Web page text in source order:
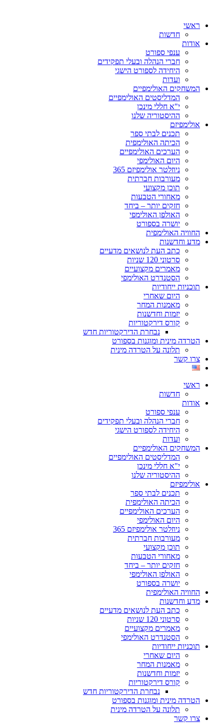
ראשי
חדשות
אודות
ענפי ספורט
חברי הנהלה ובעלי תפקידים
היחידה לספורט הישגי
ועדות
המשחקים האולימפיים
המדליסטים האולימפיים
י"א חללי מינכן
ההיסטוריה שלנו
אולימפיזם
תכנים לבתי ספר
הכיתה האולימפית
הערכים האולימפיים
היום האולימפי
ניוזלטר אולימפיזם 365
מעורבות חברתית
תוכן מקצועי
מאחורי הטבעות
חזקים יותר – ביחד
האולפן האולימפי
יושרה בספורט
החוויה האולימפית
מדע וחדשנות
כתב העת לנושאים מדעיים
סרטוני 120 שניות
מאמרים מקצועיים
הסטנדרט האולימפי
תוכניות ייחודיות
היום שאחרי
מאמנות המחר
יזמות וחדשנות
קורס דירקטוריות
נבחרת הדירקטוריות חדש
הטרדה מינית ומוגנות בספורט
תלונה על הטרדה מינית
צרו קשר
ראשי
חדשות
אודות
ענפי ספורט
חברי הנהלה ובעלי תפקידים
היחידה לספורט הישגי
ועדות
המשחקים האולימפיים
המדליסטים האולימפיים
י"א חללי מינכן
ההיסטוריה שלנו
אולימפיזם
תכנים לבתי ספר
הכיתה האולימפית
הערכים האולימפיים
היום האולימפי
ניוזלטר אולימפיזם 365
מעורבות חברתית
תוכן מקצועי
מאחורי הטבעות
חזקים יותר – ביחד
האולפן האולימפי
יושרה בספורט
החוויה האולימפית
מדע וחדשנות
כתב העת לנושאים מדעיים
סרטוני 120 שניות
מאמרים מקצועיים
הסטנדרט האולימפי
תוכניות ייחודיות
היום שאחרי
מאמנות המחר
יזמות וחדשנות
קורס דירקטוריות
נבחרת הדירקטוריות חדש
הטרדה מינית ומוגנות בספורט
תלונה על הטרדה מינית
צרו קשר